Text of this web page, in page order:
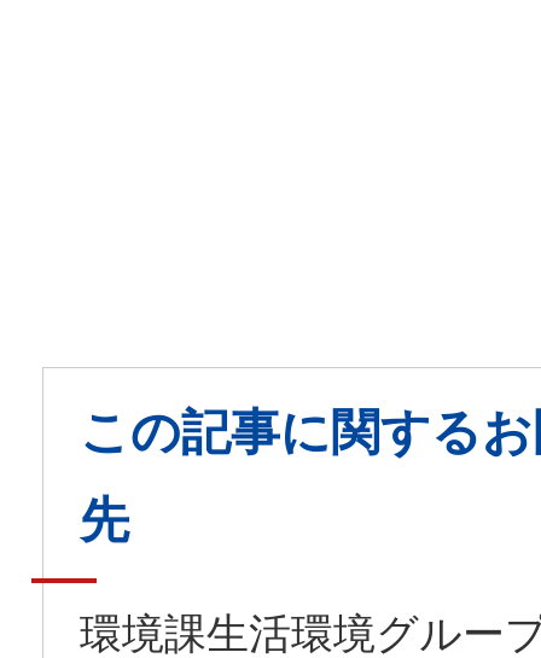
この記事に関する
先
環境課生活環境グルー